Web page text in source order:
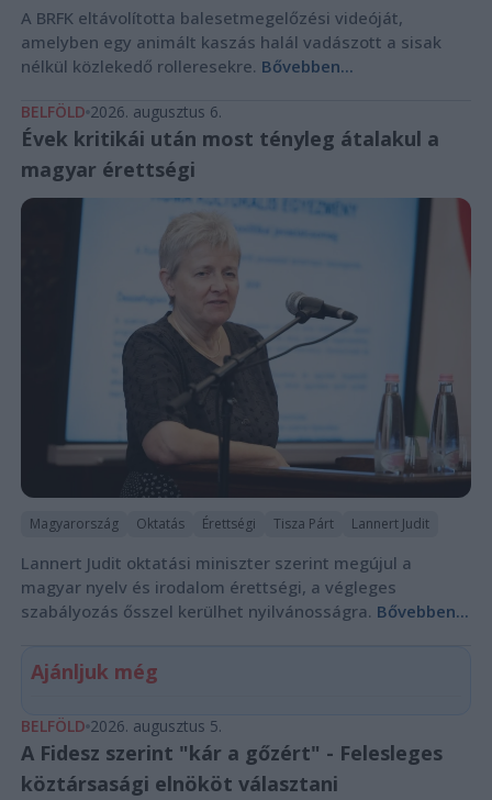
A BRFK eltávolította balesetmegelőzési videóját,
amelyben egy animált kaszás halál vadászott a sisak
nélkül közlekedő rolleresekre. Bővebben...
BELFÖLD 2026. augusztus 6.
Évek kritikái után most tényleg átalakul a
magyar érettségi
Magyarország Oktatás Érettségi Tisza Párt Lannert Judit
Lannert Judit oktatási miniszter szerint megújul a
magyar nyelv és irodalom érettségi, a végleges
szabályozás ősszel kerülhet nyilvánosságra. Bővebben...
Ajánljuk még
BELFÖLD 2026. augusztus 5.
A Fidesz szerint "kár a gőzért" - Felesleges
köztársasági elnököt választani